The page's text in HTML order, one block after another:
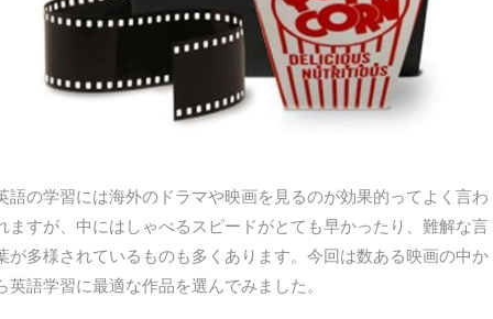
語の学習には海外のドラマや映画を見るのが効果的ってよく言わ
ますが、中にはしゃべるスピードがとても早かったり、難解な言
が多様されているものも多くあります。今回は数ある映画の中か
英語学習に最適な作品を選んでみました。